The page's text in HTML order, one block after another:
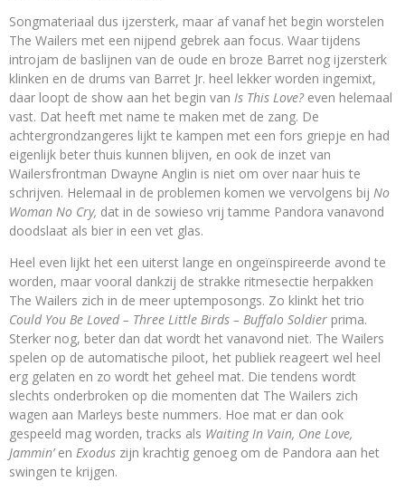
Songmateriaal dus ijzersterk, maar af vanaf het begin worstelen
The Wailers met een nijpend gebrek aan focus. Waar tijdens
introjam de baslijnen van de oude en broze Barret nog ijzersterk
klinken en de drums van Barret Jr. heel lekker worden ingemixt,
daar loopt de show aan het begin van Is This Love? even helemaal
vast. Dat heeft met name te maken met de zang. De
achtergrondzangeres lijkt te kampen met een fors griepje en had
eigenlijk beter thuis kunnen blijven, en ook de inzet van
Wailersfrontman Dwayne Anglin is niet om over naar huis te
schrijven. Helemaal in de problemen komen we vervolgens bij No
Woman No Cry, dat in de sowieso vrij tamme Pandora vanavond
doodslaat als bier in een vet glas.
Heel even lijkt het een uiterst lange en ongeïnspireerde avond te
worden, maar vooral dankzij de strakke ritmesectie herpakken
The Wailers zich in de meer uptemposongs. Zo klinkt het trio
Could You Be Loved – Three Little Birds – Buffalo Soldier prima.
Sterker nog, beter dan dat wordt het vanavond niet. The Wailers
spelen op de automatische piloot, het publiek reageert wel heel
erg gelaten en zo wordt het geheel mat. Die tendens wordt
slechts onderbroken op die momenten dat The Wailers zich
wagen aan Marleys beste nummers. Hoe mat er dan ook
gespeeld mag worden, tracks als Waiting In Vain, One Love,
Jammin’en Exodus zijn krachtig genoeg om de Pandora aan het
swingen te krijgen.